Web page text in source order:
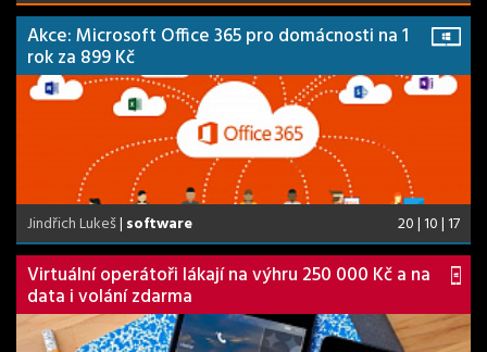
Akce: Microsoft Office 365 pro domácnosti na 1
rok za 899 Kč
Jindřich Lukeš| software 20 | 10 | 17
Virtuální operátoři lákají na výhru 250 000 Kč a na
data i volání zdarma